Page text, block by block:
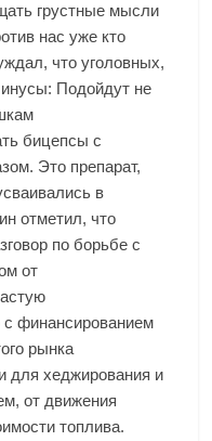
грустные мысли
нас уже кто
что уголовных,
Подойдут не
бицепсы с
Это препарат,
в
отметил, что
по борьбе с
от
с финансированием
рынка
для хеджирования и
от движения
топлива.